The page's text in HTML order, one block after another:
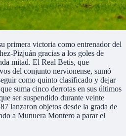
primera victoria como entrenador del
Pizjuán gracias a los goles de
mitad. El Real Betis, que
del conjunto nervionense, sumó
como quinto clasificado y dejar
suma cinco derrotas en sus últimos
ser suspendido durante veinte
lanzaron objetos desde la grada de
a Munuera Montero a parar el